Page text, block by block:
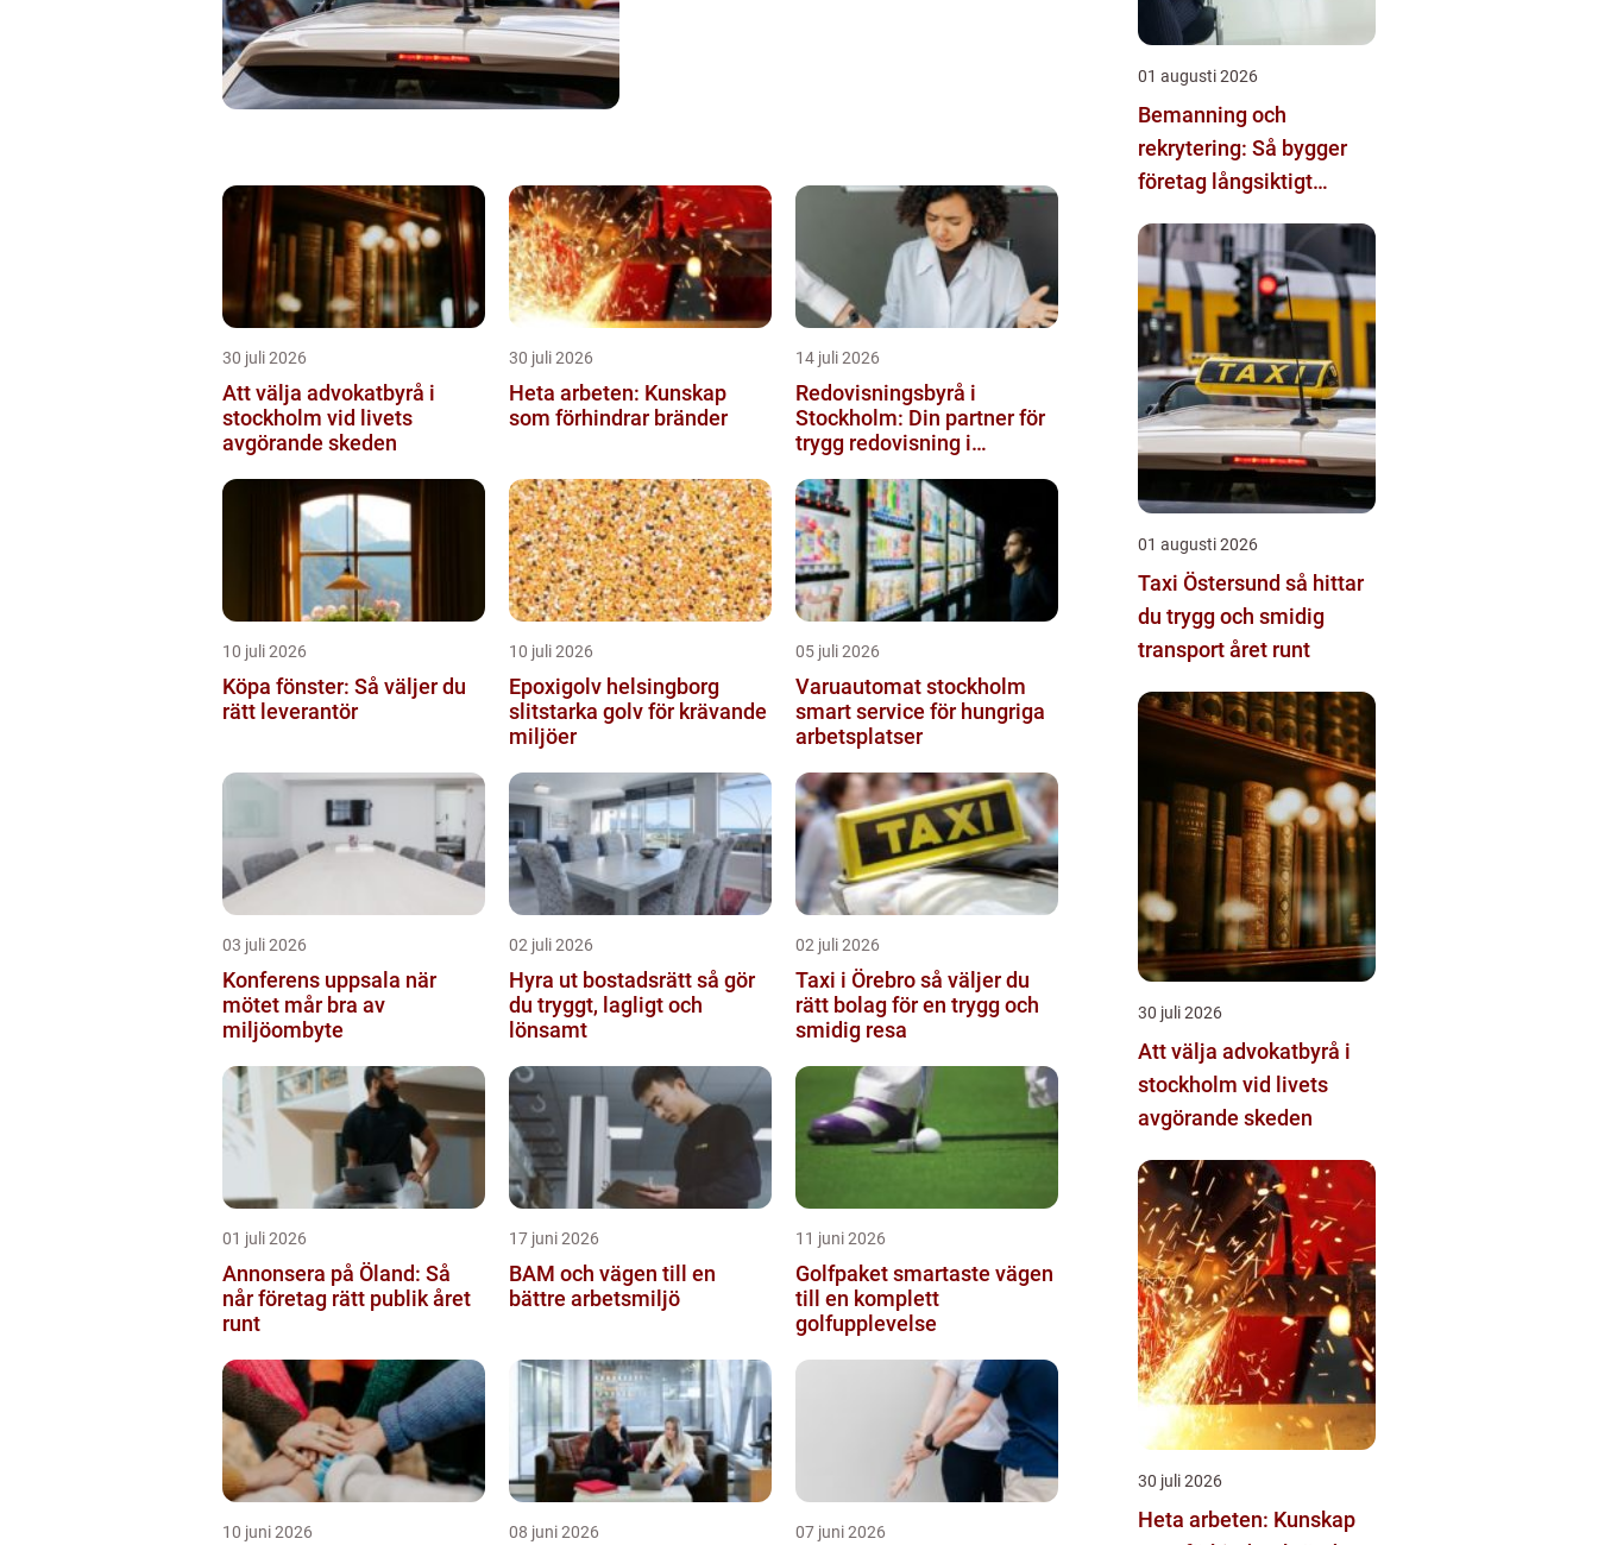
30 juli 2026
Att välja advokatbyrå i
stockholm vid livets
avgörande skeden
30 juli 2026
Heta arbeten: Kunskap
som förhindrar bränder
14 juli 2026
Redovisningsbyrå i
Stockholm: Din partner för
trygg redovisning i
10 juli 2026
Köpa fönster: Så väljer du
rätt leverantör
10 juli 2026
Epoxigolv helsingborg
slitstarka golv för krävande
miljöer
05 juli 2026
Varuautomat stockholm
smart service för hungriga
arbetsplatser
03 juli 2026
Konferens uppsala när
mötet mår bra av
miljöombyte
02 juli 2026
Hyra ut bostadsrätt så gör
du tryggt, lagligt och
lönsamt
02 juli 2026
Taxi i Örebro så väljer du
rätt bolag för en trygg och
smidig resa
01 juli 2026
Annonsera på Öland: Så
når företag rätt publik året
runt
17 juni 2026
BAM och vägen till en
bättre arbetsmiljö
11 juni 2026
Golfpaket smartaste vägen
till en komplett
golfupplevelse
10 juni 2026 08 juni 2026 07 juni 2026
01 augusti 2026
Bemanning och
rekrytering: Så bygger
företag långsiktigt
01 augusti 2026
Taxi Östersund så hittar
du trygg och smidig
transport året runt
30 juli 2026
Att välja advokatbyrå i
stockholm vid livets
avgörande skeden
30 juli 2026
Heta arbeten: Kunskap